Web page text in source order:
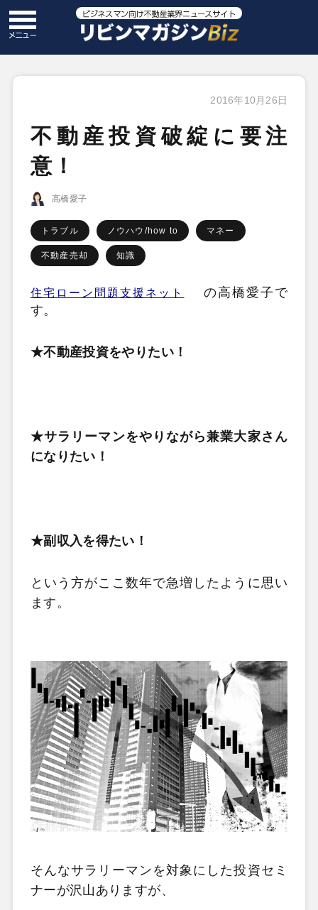
2016年10月26日
不動産投資破綻に要注
意！
高橋愛子
トラブル ノウハウ/how to マネー
不動産売却 知識
住宅ローン問題支援ネット
の高橋愛子で
す。
★不動産投資をやりたい！
★サラリーマンをやりながら兼業大家さん
になりたい！
★副収入を得たい！
という方がここ数年で急増したように思い
ます。
そんなサラリーマンを対象にした投資セミ
ナーが沢山ありますが、